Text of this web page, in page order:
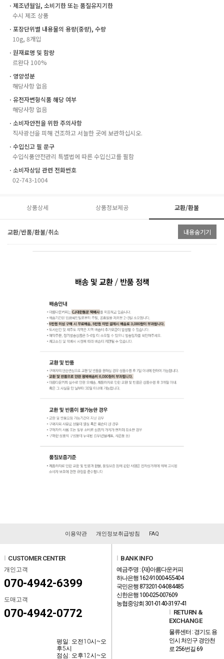
ㆍ제조년월일, 소비기한 또는 품질유지기한
수시 제조 상품
ㆍ포장단위별 내용물의 용량(중량), 수량
10g, 8개입
ㆍ원재료명 및 함량
르완다 100%
ㆍ영양성분
해당사항 없음
ㆍ유전자변형식품 해당 여부
해당사항 없음
ㆍ소비자안전을 위한 주의사항
직사광선을 피해 건조하고 서늘한 곳에 보관하십시오.
ㆍ수입신고 필 문구
수입식품안전관리 특별법에 따른 수입신고를 필함
ㆍ소비자상담 관련 전화번호
02-743-1004
상품상세 상품정보제공 교환/환불
교환/반품/환불/취소 내용숨기기
이용약관 개인정보취급방침 FAQ
CUSTOMER CENTER
개인고객
070-4942-6399
도매고객
070-4942-0772
평일: 오전10시~오
후5시
점심: 오후12시~오
BANK INFO
예금주명 : (재)아름다운커피
하나은행 162-910004-55404
국민은행 873201-04-084485
신한은행 100-025-007609
농협중앙회 301-0140-3197-41
RETURN &
EXCHANGE
물류센터 : 경기도 용
인시 처인구 경안천
로 256번길 69